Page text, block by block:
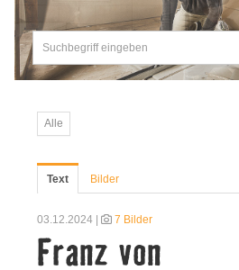
Pressemitteilungen
Downloads
Marktbilder
Kontakt
Alle
Text Bilder
03.12.2024 | 7 Bilder
Franz von